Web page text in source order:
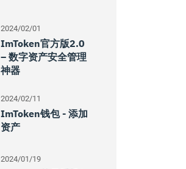
2024/02/01
ImToken官方版2.0
– 数字资产安全管理
神器
2024/02/11
ImToken钱包 - 添加
资产
2024/01/19